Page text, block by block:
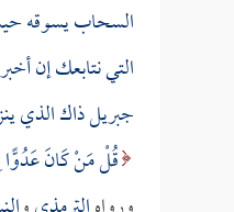
السحاب يسوقه
التي نتابعك إن
جبريل ذاك الذي
قُلْ مَنْ كَانَ عَدُوًّا